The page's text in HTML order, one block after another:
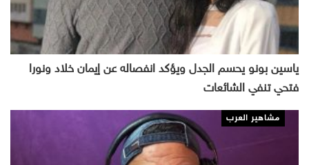
ياسين بونو يحسم الجدل ويؤكد انفصاله عن إيمان خلاد ونورا
فتحي تنفي الشائعات
مشاهير العرب